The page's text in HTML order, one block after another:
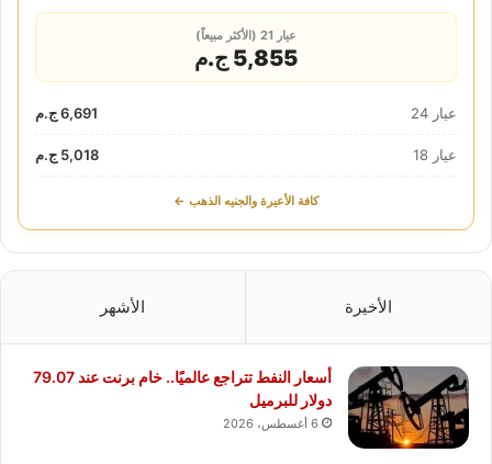
عيار 21 (الأكثر مبيعاً)
5,855 ج.م
عيار 24 6,691 ج.م
عيار 18 5,018 ج.م
كافة الأعيرة والجنيه الذهب ←
الأخيرة الأشهر
أسعار النفط تتراجع عالميًا.. خام برنت عند 79.07
دولار للبرميل
6 أغسطس، 2026